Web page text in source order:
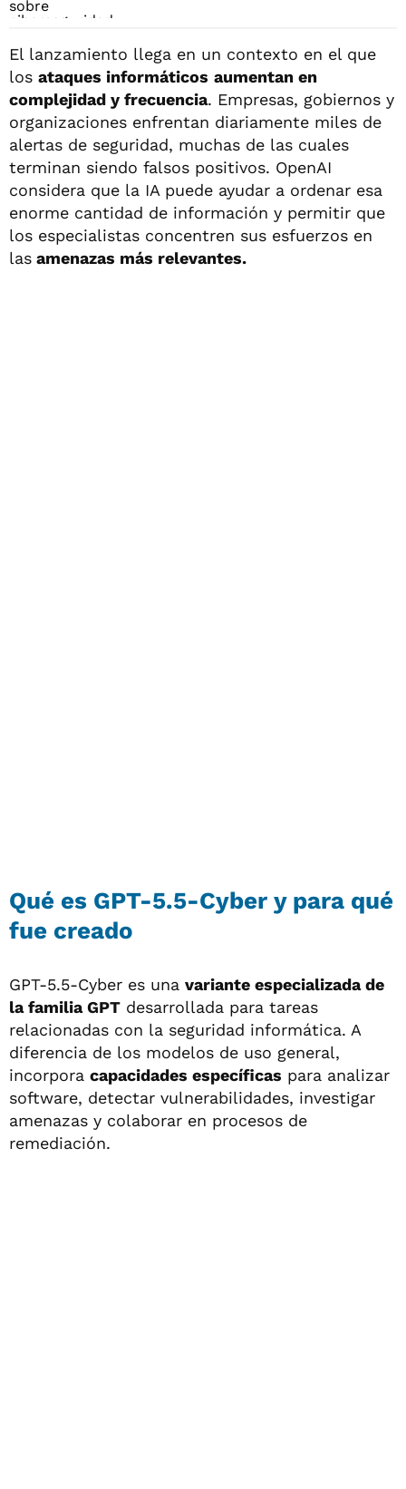
El lanzamiento llega en un contexto en el que
los ataques informáticos aumentan en
complejidad y frecuencia. Empresas, gobiernos y
organizaciones enfrentan diariamente miles de
alertas de seguridad, muchas de las cuales
terminan siendo falsos positivos. OpenAI
considera que la IA puede ayudar a ordenar esa
enorme cantidad de información y permitir que
los especialistas concentren sus esfuerzos en
las amenazas más relevantes.
Qué es GPT-5.5-Cyber y para qué
fue creado
GPT-5.5-Cyber es una variante especializada de
la familia GPT desarrollada para tareas
relacionadas con la seguridad informática. A
diferencia de los modelos de uso general,
incorpora capacidades específicas para analizar
software, detectar vulnerabilidades, investigar
amenazas y colaborar en procesos de
remediación.